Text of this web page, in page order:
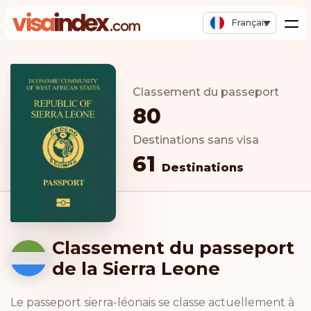
Français
Classement du passeport
80
Destinations sans visa
61 Destinations
Classement du passeport
de la Sierra Leone
Le passeport sierra-léonais se classe actuellement à